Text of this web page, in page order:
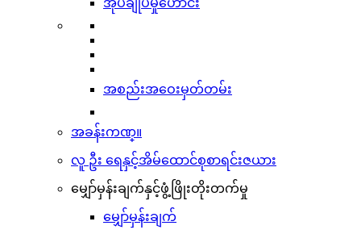
အုပ်ချုပ်မှုဟောင်း
အစည်းအဝေးမှတ်တမ်း
အခန်းကဏ္။
လူ ဦး ရေနှင့်အိမ်ထောင်စုစာရင်းဇယား
မျှော်မှန်းချက်နှင့်ဖွံ့ဖြိုးတိုးတက်မှု
မျှော်မှန်းချက်